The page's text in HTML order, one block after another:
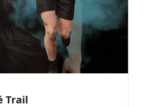
Trail